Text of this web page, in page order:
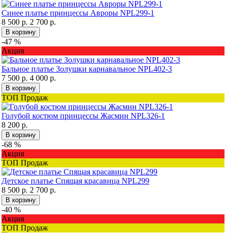
Синее платье принцессы Авроры NPL299-1
8 500 р. 2 700 р.
В корзину
-47 %
Акция
Бальное платье Золушки карнавальное NPL402-3
7 500 р. 4 000 р.
В корзину
ТОП Продаж
Голубой костюм принцессы Жасмин NPL326-1
8 200 р.
В корзину
-68 %
Акция
ТОП Продаж
Детское платье Спящая красавица NPL299
8 500 р. 2 700 р.
В корзину
-40 %
Акция
ТОП Продаж